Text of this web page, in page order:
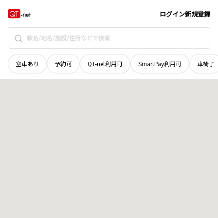
ログイン新規登録
空車あり 予約可 QT-net利用可 SmartPay利用可 車椅子
富山県